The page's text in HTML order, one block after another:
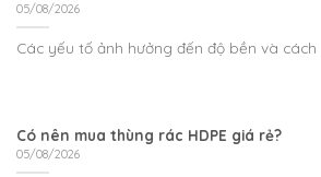
05/08/2026
Các yếu tố ảnh hưởng đến độ bền và cách
Có nên mua thùng rác HDPE giá rẻ?
05/08/2026